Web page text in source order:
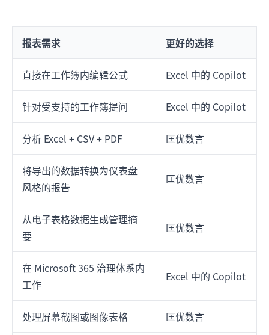
报表需求 更好的选择
直接在工作簿内编辑公式 Excel 中的 Copilot
针对受支持的工作簿提问 Excel 中的 Copilot
分析 Excel + CSV + PDF 匡优数言
将导出的数据转换为仪表盘
风格的报告
匡优数言
从电子表格数据生成管理摘
要
匡优数言
在 Microsoft 365 治理体系内
工作
Excel 中的 Copilot
处理屏幕截图或图像表格 匡优数言